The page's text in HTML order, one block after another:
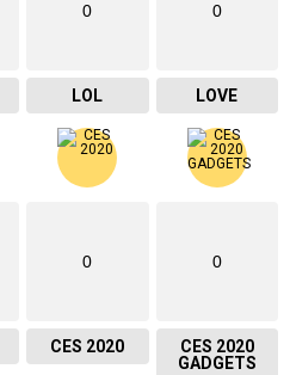
0
LOL
0
LOVE
0
CES 2020
0
CES 2020
GADGETS